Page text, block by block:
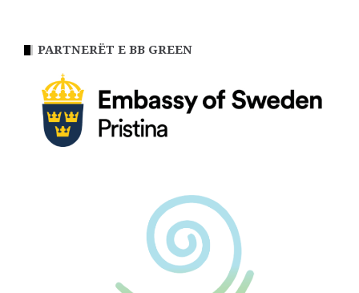
PARTNERËT E BB GREEN